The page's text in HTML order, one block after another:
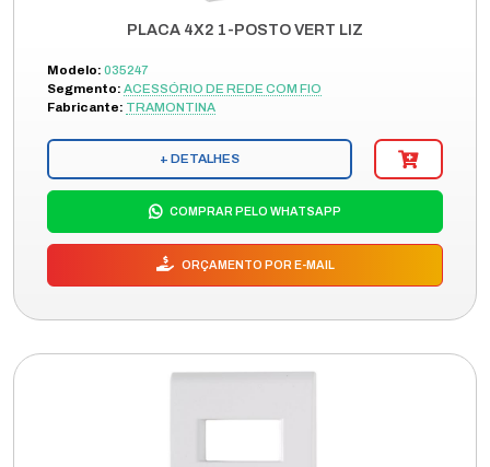
PLACA 4X2 1-POSTO VERT LIZ
Modelo: 035247
Segmento: ACESSÓRIO DE REDE COM FIO
Fabricante: TRAMONTINA
+ DETALHES
COMPRAR PELO WHATSAPP
ORÇAMENTO POR E-MAIL